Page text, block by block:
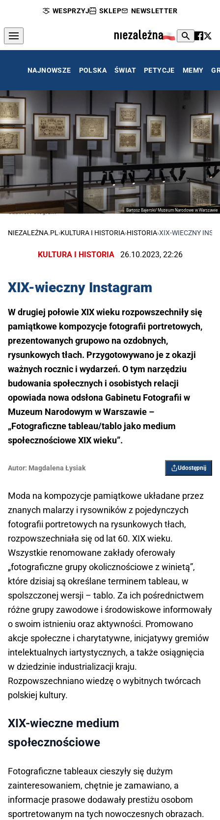
WESPRZYJ SKLEP NEWSLETTER
NAJNOWSZE POLSKA ŚWIAT PETYCJE MEMY
Bartosz Bajerski/ Muzeum Narodowe w Warszawie
Gabinet Fotografii
NIEZALEŻNA.PL ›KULTURA I HISTORIA›HISTORIA›XIX-WIECZNY
KULTURA I HISTORIA 26.10.2023, 22:26
XIX-wieczny Instagram
W drugiej połowie XIX wieku rozpowszechniły się
pamiątkowe kompozycje fotografii portretowych,
prezentowanych grupowo na ozdobnych,
rysunkowych tłach. Przygotowywano je z okazji
ważnych rocznic i wydarzeń. O tym narzędziu
budowania społecznych i osobistych relacji
opowiada nowa odsłona Gabinetu Fotografii w
Muzeum Narodowym w Warszawie –
„Fotograficzne tableau/tablo jako medium
społecznościowe XIX wieku”.
Autor: Magdalena Łysiak Udostępnij
Moda na kompozycje pamiątkowe układane przez
znanych malarzy i rysowników z pojedynczych
fotografii portretowych na rysunkowych tłach,
rozpowszechniała się od lat 60. XIX wieku.
Wszystkie renomowane zakłady oferowały
„fotograficzne grupy okolicznościowe z winietą”,
które dzisiaj są określane terminem tableau, w
spolszczonej wersji – tablo. Za ich pośrednictwem
różne grupy zawodowe i środowiskowe informowały
o swoim istnieniu oraz aktywności. Promowano
akcje społeczne i charytatywne, inicjatywy gremiów
intelektualnych iartystycznych, a także osiągnięcia
w dziedzinie industrializacji kraju.
Rozpowszechniano wiedzę o wybitnych twórcach
polskiej kultury.
XIX-wieczne medium
społecznościowe
Fotograficzne tableaux cieszyły się dużym
zainteresowaniem, chętnie je zamawiano, a
informacje prasowe dodawały prestiżu osobom
sportretowanym na tych nowoczesnych obrazach.